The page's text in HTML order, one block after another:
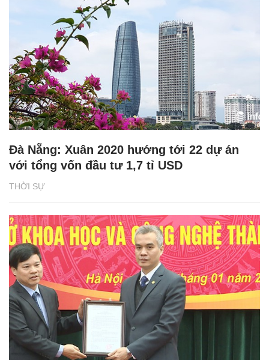
THỜI SỰ
Đà Nẵng: Xuân 2020 hướng tới 22 dự án
với tổng vốn đầu tư 1,7 tỉ USD